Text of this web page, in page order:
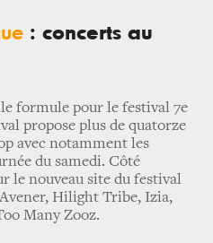
: concerts au
formule pour le festival 7e
propose plus de quatorze
avec notamment les
du samedi. Côté
le nouveau site du festival
Hilight Tribe, Izia,
Many Zooz.